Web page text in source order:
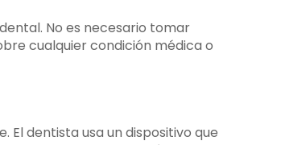
No es necesario tomar
cualquier condición médica o
El dentista usa un dispositivo que